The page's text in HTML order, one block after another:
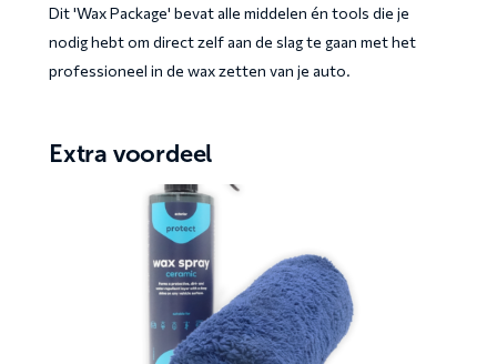
Porsche
991
Turbo
met
Dit 'Wax Package' bevat alle middelen én tools die je
nodig hebt om direct zelf aan de slag te gaan met het
professioneel in de wax zetten van je auto.
Extra voordeel